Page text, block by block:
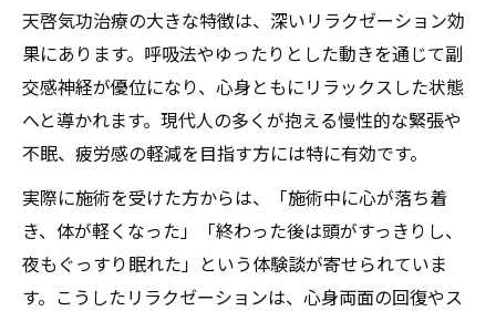
天啓気功治療の大きな特徴は、深いリラクゼーション効
果にあります。呼吸法やゆったりとした動きを通じて副
交感神経が優位になり、心身ともにリラックスした状態
へと導かれます。現代人の多くが抱える慢性的な緊張や
不眠、疲労感の軽減を目指す方には特に有効です。
実際に施術を受けた方からは、「施術中に心が落ち着
き、体が軽くなった」「終わった後は頭がすっきりし、
夜もぐっすり眠れた」という体験談が寄せられていま
す。こうしたリラクゼーションは、心身両面の回復やス